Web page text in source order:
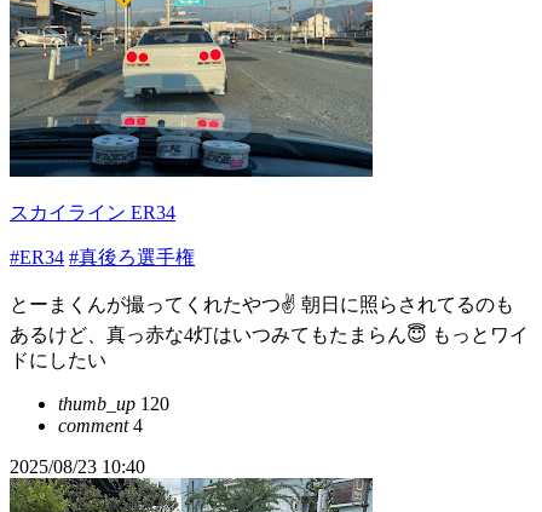
スカイライン ER34
#ER34 #真後ろ選手権
とーまくんが撮ってくれたやつ✌️ 朝日に照らされてるのも
あるけど、真っ赤な4灯はいつみてもたまらん😇 もっとワイ
ドにしたい
thumb_up 120
comment4
2025/08/23 10:40